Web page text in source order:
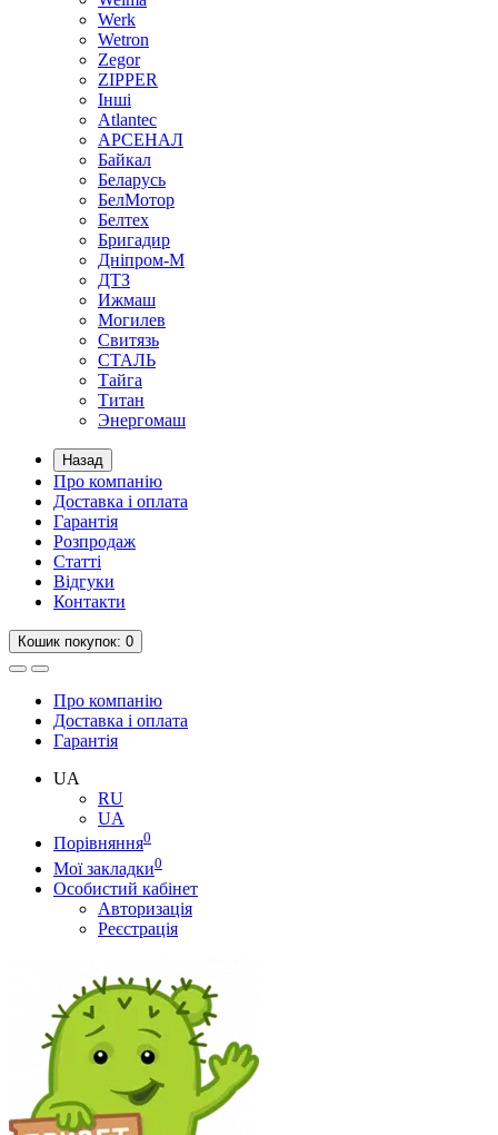
Werk
Wetron
Zegor
ZIPPER
Інші
Аtlantec
АРСЕНАЛ
Байкал
Беларусь
БелМотор
Белтех
Бригадир
Дніпром-М
ДТЗ
Ижмаш
Могилев
Свитязь
СТАЛЬ
Тайга
Титан
Энергомаш
Назад
Про компанію
Доставка і оплата
Гарантія
Розпродаж
Статті
Відгуки
Контакти
Кошик покупок: 0
Про компанію
Доставка і оплата
Гарантія
UA
RU
UA
Порівняння0
Мої закладки0
Особистий кабінет
Авторизація
Реєстрація